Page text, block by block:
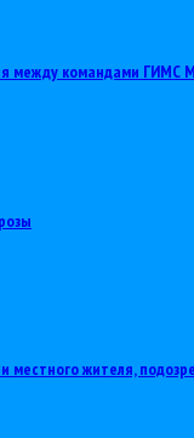
между командами ГИМС
местного жителя,